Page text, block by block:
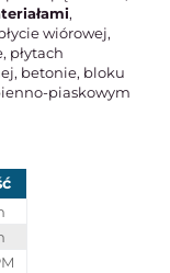
,
wiórowej,
płytach
betonie, bloku
piaskowym